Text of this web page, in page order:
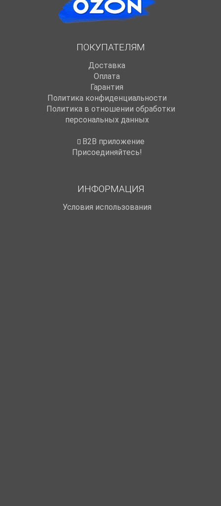
ПОКУПАТЕЛЯМ
Доставка
Оплата
Гарантия
Политика конфиденциальности
Политика в отношении обработки
персональных данных
B2B приложение
Присоединяйтесь!
ИНФОРМАЦИЯ
Условия использования